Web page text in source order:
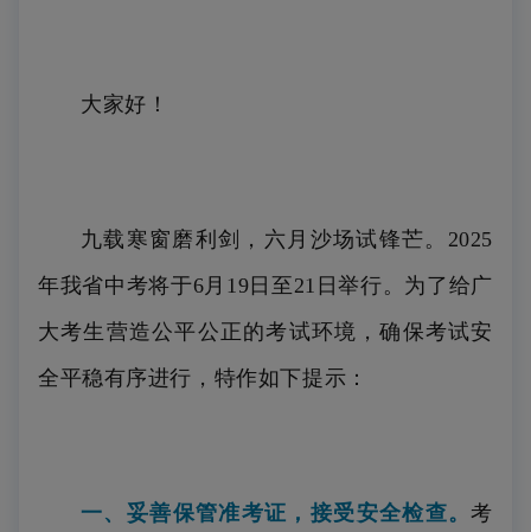
大家好！
九载寒窗磨利剑，六月沙场试锋芒。2025
年我省中考将于6月19日至21日举行。为了给广
大考生营造公平公正的考试环境，确保考试安
全平稳有序进行，特作如下提示：
一、妥善保管准考证，接受安全检查。 考